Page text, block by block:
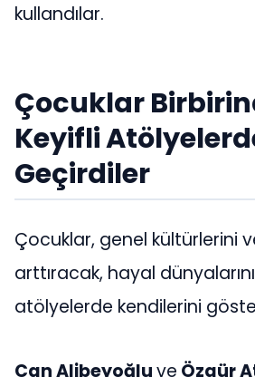
kullandılar.
Çocuklar
Keyifli
Geçirdiler
Çocuklar, genel kültürlerini
arttıracak, hayal
atölyelerde kendilerini
Can Alibeyoğluve Özgür